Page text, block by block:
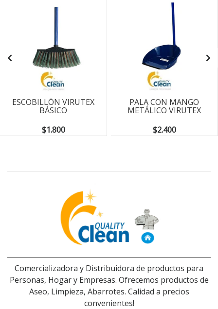
ESCOBILLÓN VIRUTEX
BÁSICO
$1.800
PALA CON MANGO
METÁLICO VIRUTEX
$2.400
Comercializadora y Distribuidora de productos para
Personas, Hogar y Empresas. Ofrecemos productos de
Aseo, Limpieza, Abarrotes. Calidad a precios
convenientes!